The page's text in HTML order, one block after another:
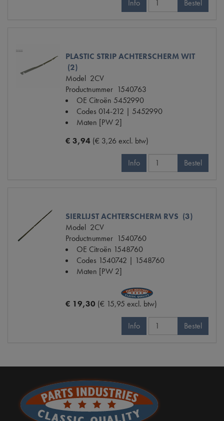
Info Bestel
PLASTIC STRIP ACHTERSCHERM WIT
(2)
Model 2CV
Productnummer 1540763
OE Citroën 5452990
Codes 014-212 | 5452990
Maten [PW 2]
€ 3,94 (€ 3,26 excl. btw)
Info Bestel
SIERLIJST ACHTERSCHERM RVS (3)
Model 2CV
Productnummer 1540760
OE Citroën 1548760
Codes 1540742 | 1548760
Maten [PW 2]
€ 19,30 (€ 15,95 excl. btw)
Info Bestel